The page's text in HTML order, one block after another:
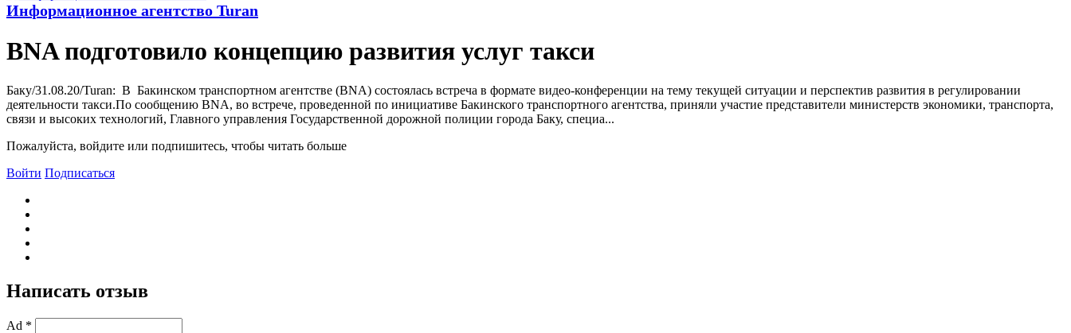
Информационное агентство Turan
BNA подготовило концепцию развития услуг такси
Баку/31.08.20/Turan: В Бакинском транспортном агентстве (BNA) состоялась встреча в формате видео-конференции на тему текущей ситуации и перспектив развития в регулировании
деятельности такси.По сообщению BNA, во встрече, проведенной по инициативе Бакинского транспортного агентства, приняли участие представители министерств экономики, транспорта,
связи и высоких технологий, Главного управления Государственной дорожной полиции города Баку, специа...
Пожалуйста, войдите или подпишитесь, чтобы читать больше
Войти Подписаться
Написать отзыв
Ad *